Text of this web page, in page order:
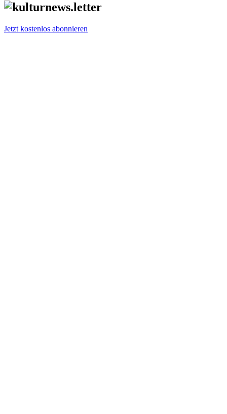
Jetzt kostenlos abonnieren